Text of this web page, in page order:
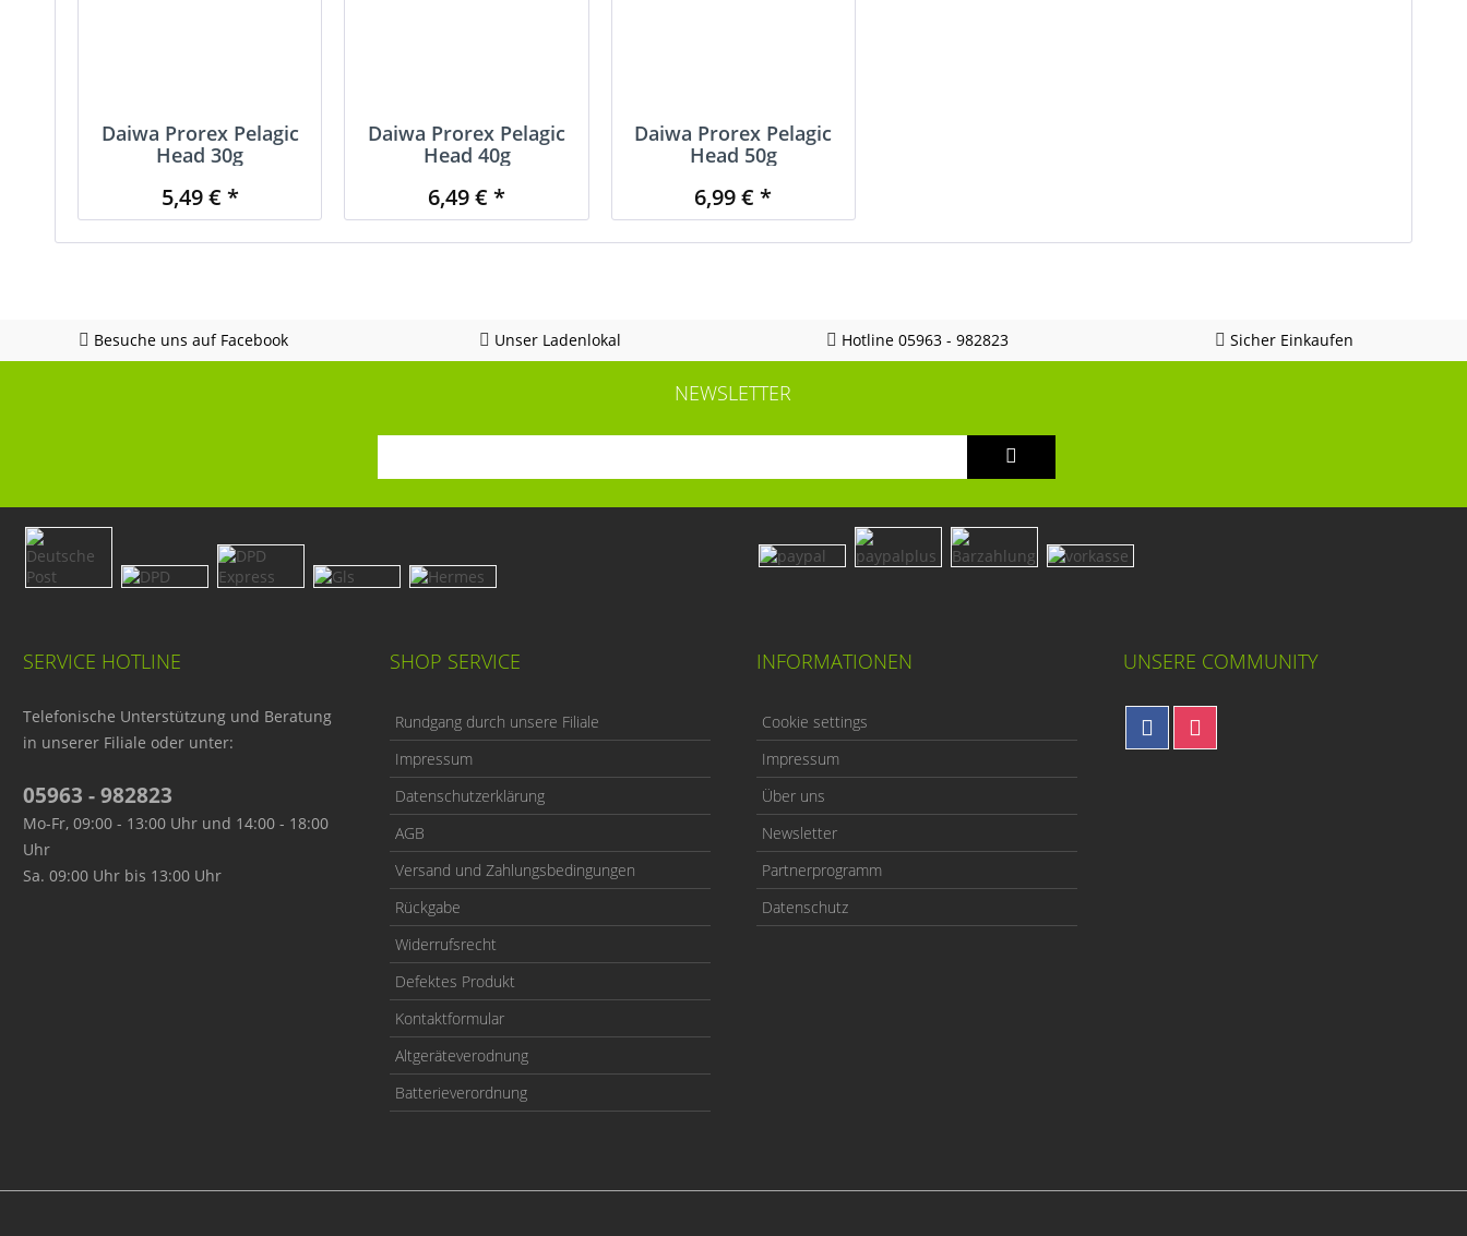
Daiwa Prorex Pelagic
Head 30g
5,49 € *
Daiwa Prorex Pelagic
Head 40g
6,49 € *
Daiwa Prorex Pelagic
Head 50g
6,99 € *
Besuche uns auf Facebook Unser Ladenlokal Hotline 05963 - 982823 Sicher Einkaufen
NEWSLETTER
SERVICE HOTLINE
Telefonische Unterstützung und Beratung
in unserer Filiale oder unter:
05963 - 982823
Mo-Fr, 09:00 - 13:00 Uhr und 14:00 - 18:00
Uhr
Sa. 09:00 Uhr bis 13:00 Uhr
SHOP SERVICE
Rundgang durch unsere Filiale
Impressum
Datenschutzerklärung
AGB
Versand und Zahlungsbedingungen
Rückgabe
Widerrufsrecht
Defektes Produkt
Kontaktformular
Altgeräteverodnung
Batterieverordnung
INFORMATIONEN
Cookie settings
Impressum
Über uns
Newsletter
Partnerprogramm
Datenschutz
UNSERE COMMUNITY